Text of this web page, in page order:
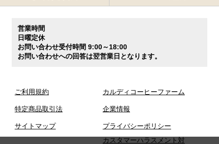
営業時間
日曜定休
お問い合わせ受付時間 9:00～18:00
お問い合わせへの回答は翌営業日となります。
ご利用規約
特定商品取引法
サイトマップ
カルディコーヒーファーム
企業情報
プライバシーポリシー
カスタマーハラスメント対